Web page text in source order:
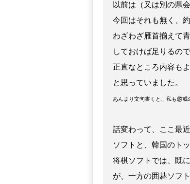
以前は（又は別の県
今回はそれも無く、
わざわざ雁首揃えて
しておけば足りるの
正直なところ内容も
と思っていました。
あんまり文句書くと、私も懲戒
話変わって、ここ最
ソフトと、韓国のト
将棋ソフトでは、既
が、一方の囲碁ソフ